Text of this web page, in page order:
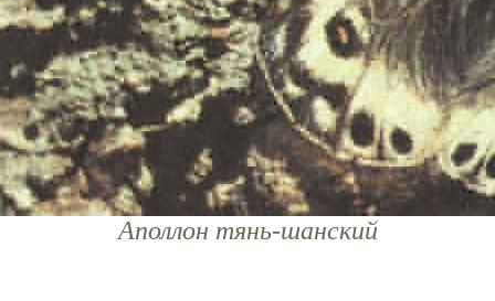
Аполлон тянь-шанский